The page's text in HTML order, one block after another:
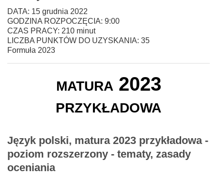
DATA: 15 grudnia 2022
GODZINA ROZPOCZĘCIA: 9:00
CZAS PRACY: 210 minut
LICZBA PUNKTÓW DO UZYSKANIA: 35
Formuła 2023
matura 2023
przykładowa
Język polski, matura 2023 przykładowa -
poziom rozszerzony - tematy, zasady
oceniania